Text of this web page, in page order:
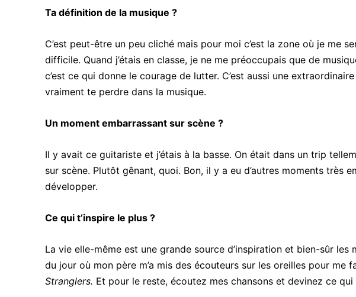
Ta définition de la musique ?
C’est peut-être un peu cliché mais pour moi c’est la zone où je me
difficile. Quand j’étais en classe, je ne me préoccupais que de
c’est ce qui donne le courage de lutter. C’est aussi une
vraiment te perdre dans la musique.
Un moment embarrassant sur scène ?
Il y avait ce guitariste et j’étais à la basse. On était dans un trip
sur scène. Plutôt gênant, quoi. Bon, il y a eu d’autres moments très
développer.
Ce qui t’inspire le plus ?
La vie elle-même est une grande source d’inspiration et bien-sûr les
du jour où mon père m’a mis des écouteurs sur les oreilles pour me
Stranglers. Et pour le reste, écoutez mes chansons et devinez ce qui